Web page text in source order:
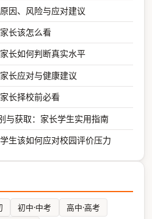
因、风险与应对建议
长该怎么看
长如何判断真实水平
长应对与健康建议
长择校前必看
与获取：家长学生实用指南
生该如何应对校园评价压力
初中·中考
高中·高考